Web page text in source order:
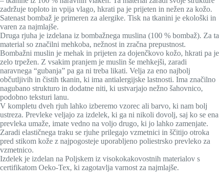
zadržuje toploto in vpija vlago, hkrati pa je prijeten in nežen za kožo.
Satenast bombaž je primeren za alergike. Tisk na tkanini je ekološki in
varen za najmlajše.
Druga rjuha je izdelana iz bombažnega muslina (100 % bombaž). Za ta
material so značilni mehkoba, nežnost in zračna prepustnost.
Bombažni muslin je mehak in prijeten za dojenčkovo kožo, hkrati pa je
zelo trpežen. Z vsakim pranjem je muslin še mehkejši, zaradi
naravnega “gubanja” pa ga ni treba likati. Velja za eno najbolj
občutljivih in čistih tkanin, ki ima antialergijske lastnosti. Ima značilno
nagubano strukturo in dodatne niti, ki ustvarjajo nežno šahovnico,
podobno teksturi lanu.
V kompletu dveh rjuh lahko izberemo vzorec ali barvo, ki nam bolj
ustreza. Prevleke veljajo za izdelek, ki ga ni nikoli dovolj, saj ko se ena
prevleka umaže, imate vedno na voljo drugo, ki jo lahko zamenjate.
Zaradi elastičnega traku se rjuhe prilegajo vzmetnici in ščitijo otroka
pred stikom kože z najpogosteje uporabljeno poliestrsko prevleko za
vzmetnico.
Izdelek je izdelan na Poljskem iz visokokakovostnih materialov s
certifikatom Oeko-Tex, ki zagotavlja varnost za najmlajše.